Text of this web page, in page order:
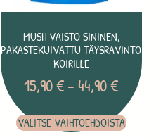
MUSH VAISTO SININEN,
PAKASTEKUIVATTU TÄYSRAVINTO
KOIRILLE
15,90€– 44,90€
VALITSE VAIHTOEHDOISTA